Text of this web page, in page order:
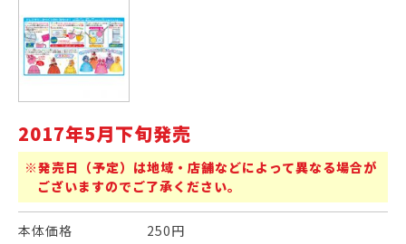
2017年5月下旬発売
※発売日（予定）は地域・店舗などによって異なる場合が
ございますのでご了承ください。
本体価格 250円